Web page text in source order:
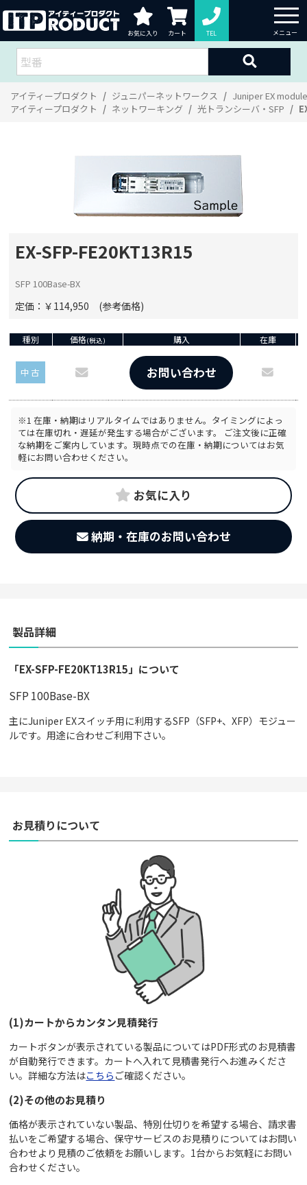
お気に入り カート TEL
アイティープロダクト ジュニパーネットワークス
Juniper EX
アイティープロダクト
ネットワーキング 光トランシーバ・SFP
EX-SFP-FE20KT13R15
SFP 100Base-BX
定価：￥114,950 (参考価格)
種別 価格(税込) 購入 在庫
中古 お問い合わせ
※1 在庫・納期はリアルタイムではありません。タイミングによっ
ては在庫切れ・遅延が発生する場合がございます。 ご注文後に正確
な納期をご案内しています。現時点での在庫・納期についてはお気
軽にお問い合わせください。
お気に入り
納期・在庫のお問い合わせ
製品詳細
「EX-SFP-FE20KT13R15」について
SFP 100Base-BX
主にJuniper EXスイッチ用に利用するSFP（SFP+、XFP）モジュー
ルです。用途に合わせご利用下さい。
お見積りについて
(1)カートからカンタン見積発行
カートボタンが表示されている製品についてはPDF形式のお見積書
が自動発行できます。カートへ入れて見積書発行へお進みくださ
い。詳細な方法はこちら ご確認ください。
(2)その他のお見積り
価格が表示されていない製品、特別仕切りを希望する場合、請求書
払いをご希望する場合、保守サービスのお見積りについてはお問い
合わせより見積のご依頼をお願いします。1台からお気軽にお問い
合わせください。